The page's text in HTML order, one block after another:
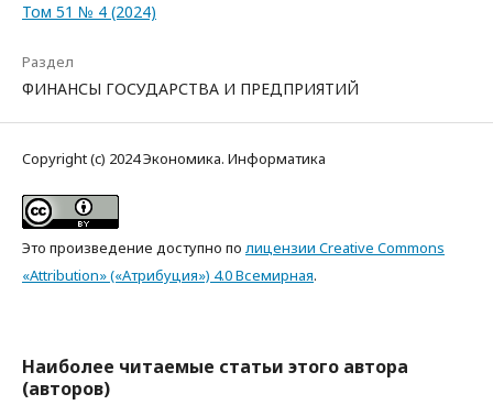
Том 51 № 4 (2024)
Раздел
ФИНАНСЫ ГОСУДАРСТВА И ПРЕДПРИЯТИЙ
Copyright (c) 2024 Экономика. Информатика
Это произведение доступно по лицензии Creative Commons
«Attribution» («Атрибуция») 4.0 Всемирная.
Наиболее читаемые статьи этого автора
(авторов)